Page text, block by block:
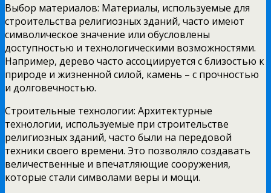
Выбор материалов: Материалы, используемые для
строительства религиозных зданий, часто имеют
символическое значение или обусловлены
доступностью и технологическими возможностями.
Например, дерево часто ассоциируется с близостью к
природе и жизненной силой, камень – с прочностью
и долговечностью.
Строительные технологии: Архитектурные
технологии, используемые при строительстве
религиозных зданий, часто были на передовой
техники своего времени. Это позволяло создавать
величественные и впечатляющие сооружения,
которые стали символами веры и мощи.